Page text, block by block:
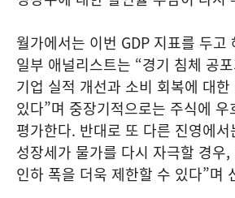
월가에서는 이번 GDP 지표를 두고
일부 애널리스트는 “경기 침체 공
기업 실적 개선과 소비 회복에 대
있다”며 중장기적으로는 주식에
평가한다. 반대로 또 다른 진영에
성장세가 물가를 다시 자극할 경우
인하 폭을 더욱 제한할 수 있다”며